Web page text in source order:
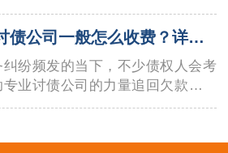
退为进” 作为一种兼具灵活性与策
法，被不少专业讨债公司广泛应
讨债公司在这一方法的实践中便
东阳讨债公司一般怎么收费？详细解读收费标准
纠纷频发的当下，不少债权人会考
业讨债公司的力量追回欠款，而
准往往是大家关注的核心问题。不
，宁波讨债公司作为当地债务催收